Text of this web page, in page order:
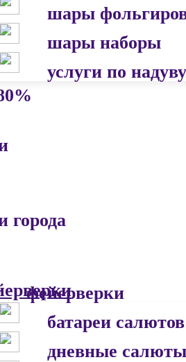
шары
шары наборы
услуги по надуву
города
фейерверки
батареи салютов
дневные салюты